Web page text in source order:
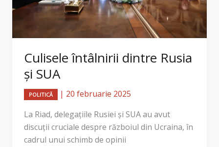
Culisele întâlnirii dintre Rusia
și SUA
POLITICĂ | 20 februarie 2025
La Riad, delegațiile Rusiei și SUA au avut
discuții cruciale despre războiul din Ucraina, în
cadrul unui schimb de opinii